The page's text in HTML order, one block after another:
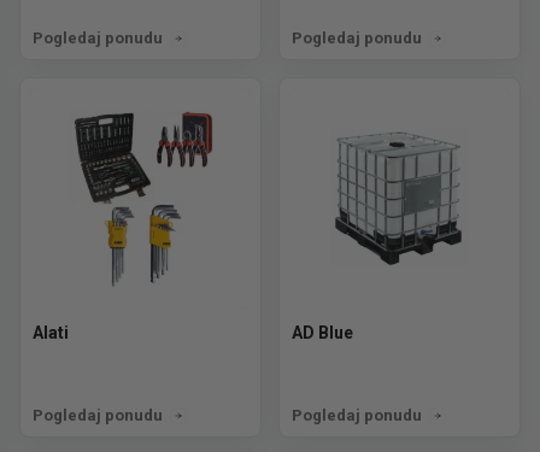
Pogledaj ponudu Pogledaj ponudu
Alati
Pogledaj ponudu
AD Blue
Pogledaj ponudu